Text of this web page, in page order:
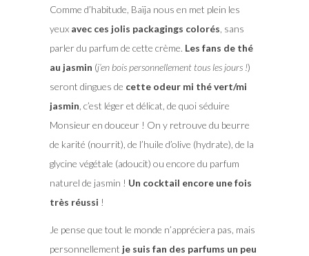
Comme d’habitude, Baïja nous en met plein les
yeux avec ces jolis packagings colorés , sans
parler du parfum de cette crème. Les fans de thé
au jasmin (j’en bois personnellement tous les jours !)
seront dingues de cette odeur mi thé vert/mi
jasmin , c’est léger et délicat, de quoi séduire
Monsieur en douceur ! On y retrouve du beurre
de karité (nourrit), de l’huile d’olive (hydrate), de la
glycine végétale (adoucit) ou encore du parfum
naturel de jasmin ! Un cocktail encore une fois
très réussi !
Je pense que tout le monde n’appréciera pas, mais
personnellement je suis fan des parfums un peu